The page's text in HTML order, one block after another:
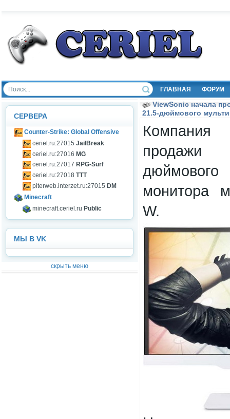
ГЛАВНАЯ ФОРУМ
СЕРВЕРА
Counter-Strike: Global Offensive
ceriel.ru:27015 JailBreak
ceriel.ru:27016 MG
ceriel.ru:27017 RPG-Surf
ceriel.ru:27018 TTT
piterweb.interzet.ru:27015 DM
Minecraft
minecraft.ceriel.ru Public
МЫ В VK
скрыть меню
ViewSonic начала
21.5-дюймового
Компания
продажи
монитора
W.